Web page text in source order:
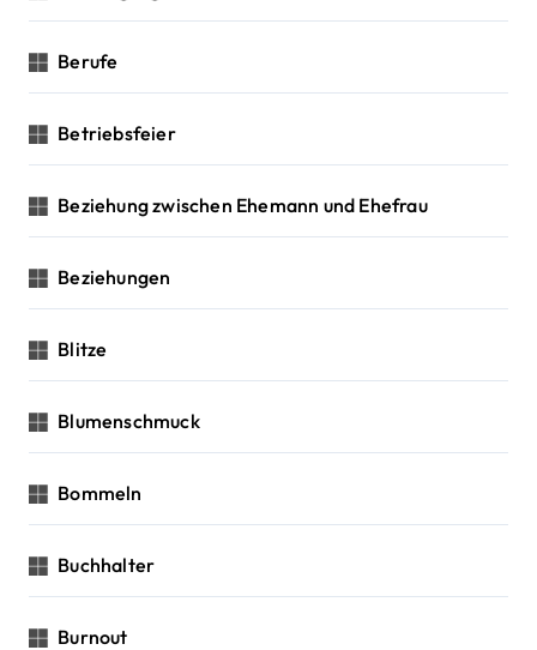
Berufe
Betriebsfeier
Beziehung zwischen Ehemann und Ehefrau
Beziehungen
Blitze
Blumenschmuck
Bommeln
Buchhalter
Burnout